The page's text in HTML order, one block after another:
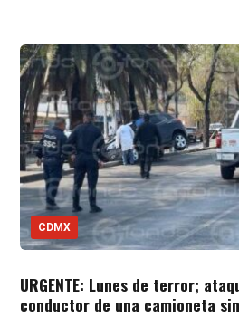
CDMX
URGENTE: Lunes de terror;
conductor de una camioneta